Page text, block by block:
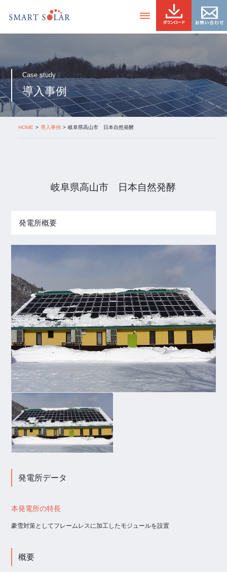
Case study
導入事例
HOME 導入事例 岐阜県高山市 日本自然発酵
岐阜県高山市 日本自然発酵
発電所概要
発電所データ
本発電所の特長
豪雪対策としてフレームレスに加工したモジュールを設置
概要